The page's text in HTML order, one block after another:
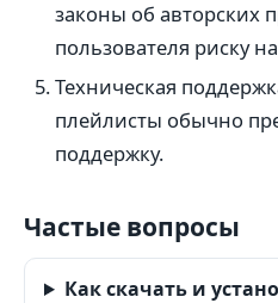
законы об авторских
пользователя риску
Техническая
плейлисты обычно
поддержку.
Частые вопросы
Как скачать и